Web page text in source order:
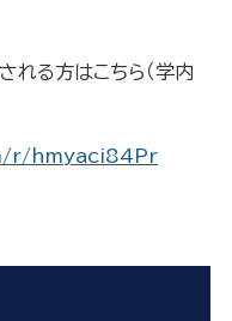
れる方はこちら（学内
r/hmyaci84Pr